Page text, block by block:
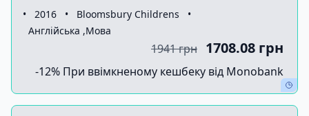
• 2016 • Bloomsbury Childrens
•
Англійська ,Мова
1941 грн 1708.08 грн
-12% При ввімкненому кешбеку від Monobank